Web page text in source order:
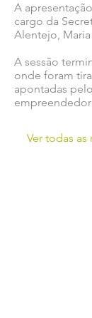
A
cargo da
Alentejo,
A sessão
onde foram
apontadas
Ver todas as